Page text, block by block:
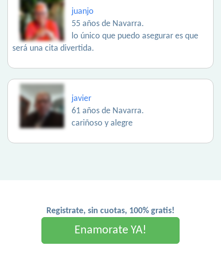
juanjo
55 años de Navarra.
lo único que puedo asegurar es que
será una cita divertida.
javier
61 años de Navarra.
cariñoso y alegre
Registrate, sin cuotas, 100% gratis!
Enamorate YA!